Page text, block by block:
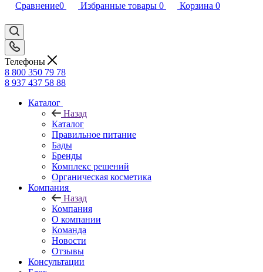
Сравнение0 Избранные товары 0 Корзина 0
Телефоны
8 800 350 79 78
8 937 437 58 88
Каталог
Назад
Каталог
Правильное питание
Бады
Бренды
Комплекс решений
Органическая косметика
Компания
Назад
Компания
О компании
Команда
Новости
Отзывы
Консультации